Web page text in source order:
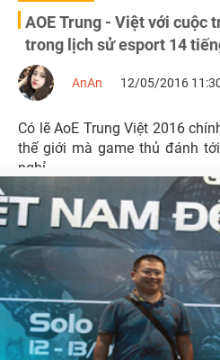
AOE Trung - Việt với cuộc
trong lịch sử esport 14
AnAn 12/05/2016
Có lẽ AoE Trung Việt 2016
thế giới mà game thủ đánh
nghỉ.